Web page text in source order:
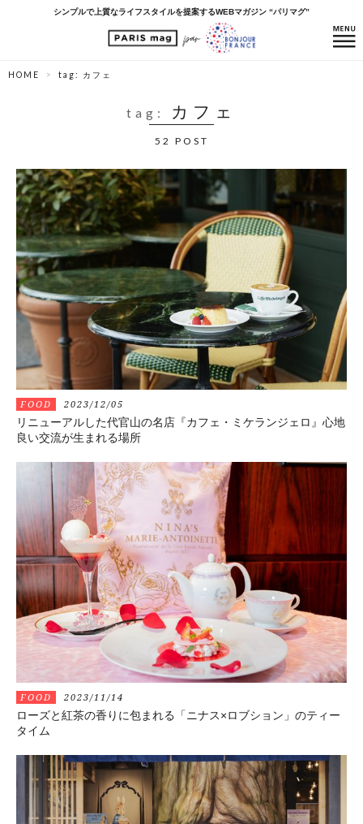
シンプルで上質なライフスタイルを提案するWEBマガジン “パリマグ”
HOME tag: カフェ
tag: カフェ
52 POST
FOOD 2023/12/05
リニューアルした代官山の名店『カフェ・ミケランジェロ』心地
良い交流が生まれる場所
FOOD 2023/11/14
ローズと紅茶の香りに包まれる「ニナス×ロブション」のティー
タイム